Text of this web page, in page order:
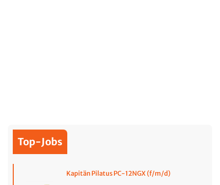
Top-Jobs
Kapitän Pilatus PC-12NGX (f/m/d)